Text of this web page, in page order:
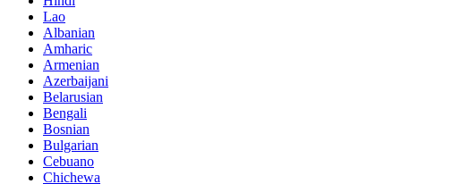
Lao
Albanian
Amharic
Armenian
Azerbaijani
Belarusian
Bengali
Bosnian
Bulgarian
Cebuano
Chichewa